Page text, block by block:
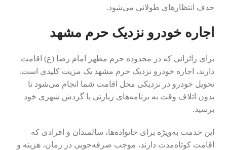
حذف انتظارهای طولانی می‌شود.
اجاره خودرو نزدیک حرم مشهد
برای زائرانی که در محدوده حرم مطهر امام رضا (ع) اقامت
دارند، اجاره خودرو نزدیک حرم مشهد یک مزیت کلیدی است.
تحویل خودرو در نزدیکی محل اقامت شما انجام می‌شود تا
بدون اتلاف وقت به برنامه‌های زیارتی یا گردش شهری خود
برسید.
این خدمت به‌ویژه برای خانواده‌ها، سالمندان و افرادی که
اقامت کوتاه‌مدت دارند، موجب صرفه‌جویی در زمان، هزینه و